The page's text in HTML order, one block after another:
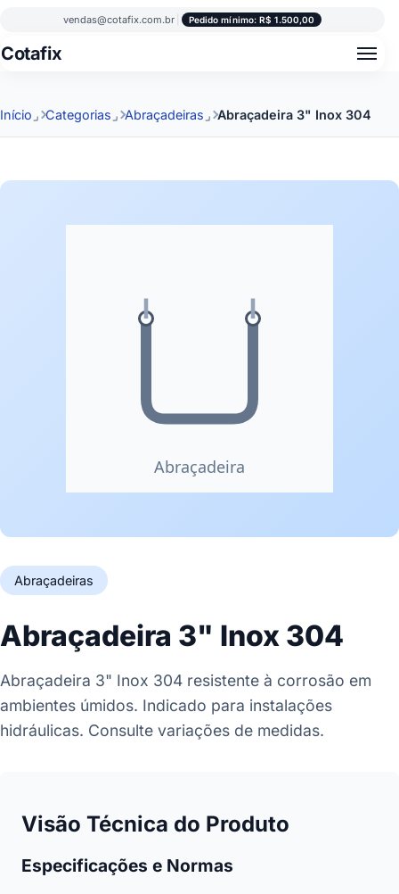
vendas@cotafix.com.br Pedido mínimo: R$ 1.500,00
Cotafix
Início Categorias Abraçadeiras Abraçadeira 3" Inox 304
Abraçadeiras
Abraçadeira 3" Inox 304
Abraçadeira 3" Inox 304 resistente à corrosão em
ambientes úmidos. Indicado para instalações
hidráulicas. Consulte variações de medidas.
Visão Técnica do Produto
Especificações e Normas